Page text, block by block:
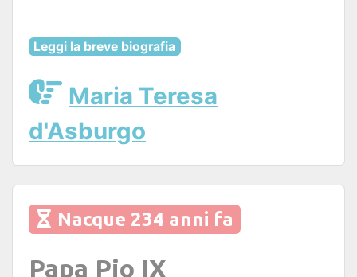
Leggi la breve biografia
Maria Teresa
d'Asburgo
Nacque 234 anni fa
Papa Pio IX